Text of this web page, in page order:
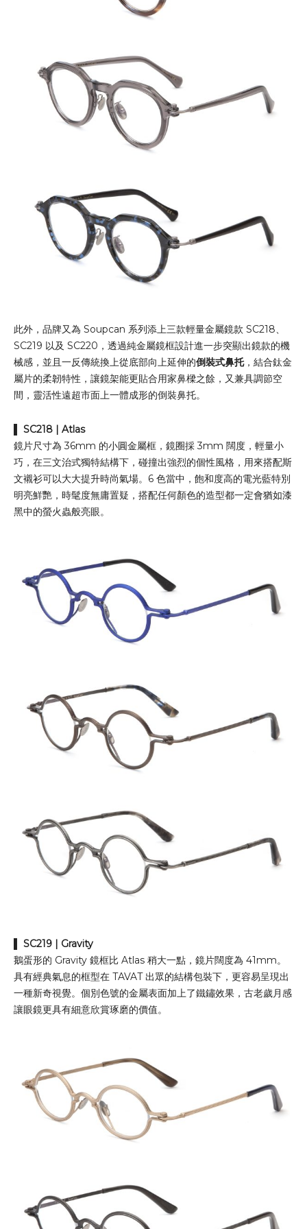
此外，品牌又為 Soupcan 系列添上三款輕量金屬鏡款 SC218、
SC219 以及 SC220，透過純金屬鏡框設計進一步突顯出鏡款的機
械感，並且一反傳統換上從底部向上延伸的倒裝式鼻托，結合鈦金
屬片的柔韌特性，讓鏡架能更貼合用家鼻樑之餘，又兼具調節空
間，靈活性遠超市面上一體成形的倒裝鼻托。
SC218 | Atlas
鏡片尺寸為 36mm 的小圓金屬框，鏡圈採 3mm 闊度，輕量小
巧，在三文治式獨特結構下，碰撞出強烈的個性風格，用來搭配斯
文襯衫可以大大提升時尚氣場。6 色當中，飽和度高的電光藍特別
明亮鮮艷，時髦度無庸置疑，搭配任何顏色的造型都一定會猶如漆
黑中的螢火蟲般亮眼。
SC219 | Gravity
鵝蛋形的 Gravity 鏡框比 Atlas 稍大一點，鏡片闊度為 41mm。
具有經典氣息的框型在 TAVAT 出眾的結構包裝下，更容易呈現出
一種新奇視覺。個別色號的金屬表面加上了鐵鏽效果，古老歲月感
讓眼鏡更具有細意欣賞琢磨的價值。